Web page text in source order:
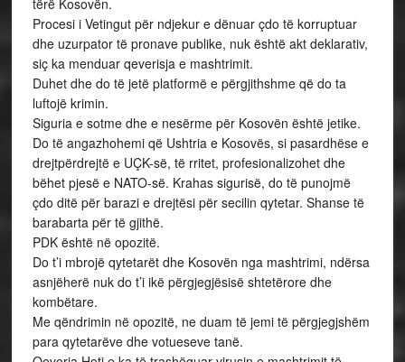
tërë Kosovën.
Procesi i Vetingut për ndjekur e dënuar çdo të korruptuar
dhe uzurpator të pronave publike, nuk është akt deklarativ,
siç ka menduar qeverisja e mashtrimit.
Duhet dhe do të jetë platformë e përgjithshme që do ta
luftojë krimin.
Siguria e sotme dhe e nesërme për Kosovën është jetike.
Do të angazhohemi që Ushtria e Kosovës, si pasardhëse e
drejtpërdrejtë e UÇK-së, të rritet, profesionalizohet dhe
bëhet pjesë e NATO-së. Krahas sigurisë, do të punojmë
çdo ditë për barazi e drejtësi për secilin qytetar. Shanse të
barabarta për të gjithë.
PDK është në opozitë.
Do t’i mbrojë qytetarët dhe Kosovën nga mashtrimi, ndërsa
asnjëherë nuk do t’i ikë përgjegjësisë shtetërore dhe
kombëtare.
Me qëndrimin në opozitë, ne duam të jemi të përgjegjshëm
para qytetarëve dhe votueseve tanë.